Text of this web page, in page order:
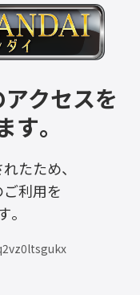
クセスを
。
たため、
利用を